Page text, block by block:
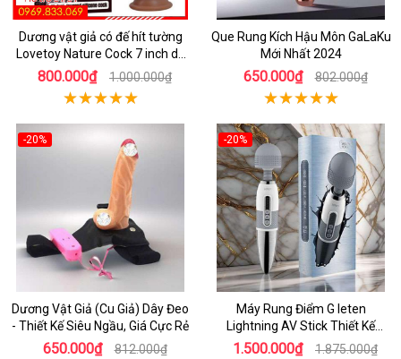
Dương vật giả có đế hít tường
Lovetoy Nature Cock 7 inch da
đen
800.000₫ 1.000.000₫
Que Rung Kích Hậu Môn GaLaKu
Mới Nhất 2024
650.000₫ 802.000₫
-20%
Dương Vật Giả (Cu Giả) Dây Đeo
- Thiết Kế Siêu Ngầu, Giá Cực Rẻ
650.000₫ 812.000₫
-20%
Máy Rung Điểm G leten
Lightning AV Stick Thiết Kế
Thông Minh
1.500.000₫ 1.875.000₫